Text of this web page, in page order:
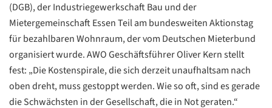
(DGB), der Industriegewerkschaft Bau und der
Mietergemeinschaft Essen Teil am bundesweiten Aktionstag
für bezahlbaren Wohnraum, der vom Deutschen Mieterbund
organisiert wurde. AWO Geschäftsführer Oliver Kern stellt
fest: „Die Kostenspirale, die sich derzeit unaufhaltsam nach
oben dreht, muss gestoppt werden. Wie so oft, sind es gerade
die Schwächsten in der Gesellschaft, die in Not geraten.“